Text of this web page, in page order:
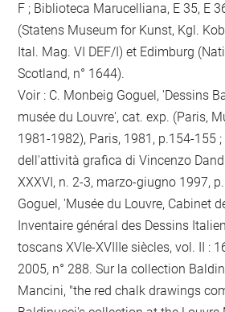
F ; Biblioteca Marucelliana, E 35, E
(Statens Museum for Kunst, Kgl.
Ital. Mag. VI DEF/I) et Edimburg
Scotland, n° 1644).
Voir : C. Monbeig Goguel, 'Dessins
musée du Louvre', cat. exp. (Paris,
1981-1982), Paris, 1981, p.154-155 ;
dell'attività grafica di Vincenzo
XXXVI, n. 2-3, marzo-giugno 1997,
Goguel, 'Musée du Louvre, Cabinet
Inventaire général des Dessins
toscans XVIe-XVIIIe siècles, vol. II :
2005, n° 288. Sur la collection
Mancini, "the red chalk drawings